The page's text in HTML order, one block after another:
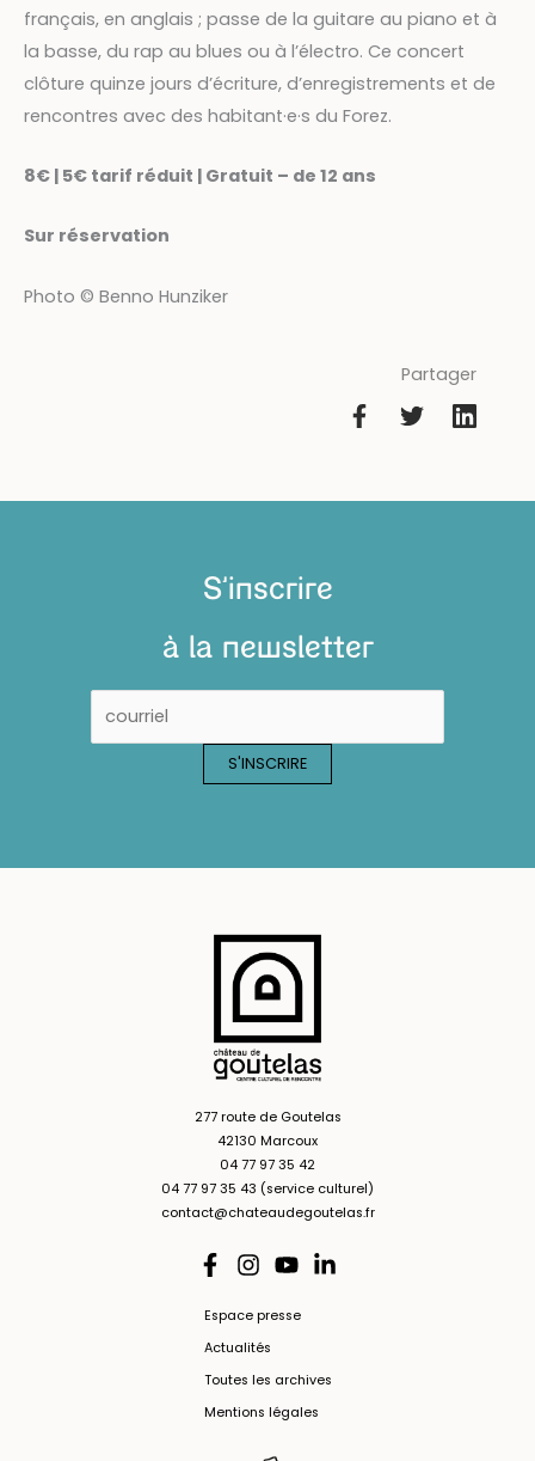
français, en anglais ; passe de la guitare au piano et à
la basse, du rap au blues ou à l’électro. Ce concert
clôture quinze jours d’écriture, d’enregistrements et de
rencontres avec des habitant·e·s du Forez.
8€ | 5€ tarif réduit | Gratuit – de 12 ans
Sur réservation
Photo © Benno Hunziker
Partager
S'inscrire
à la newsletter
277 route de Goutelas
42130 Marcoux
04 77 97 35 42
04 77 97 35 43 (service culturel)
contact@chateaudegoutelas.fr
Espace presse
Actualités
Toutes les archives
Mentions légales